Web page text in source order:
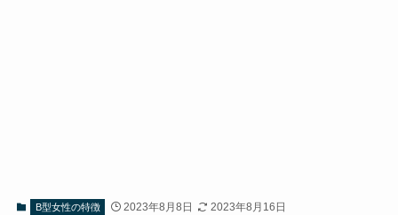
B型女性の特徴 2023年8月8日 2023年8月16日